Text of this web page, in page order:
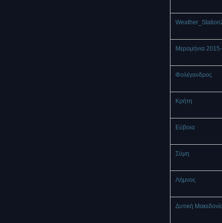
Μερομήνια
Φολέγανδρος
Κρήτη
Εύβοια
Σύμη
Λήμνος
Δυτική